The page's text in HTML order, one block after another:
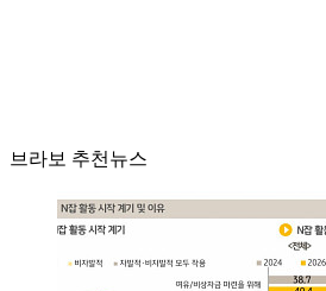
브라보 추천뉴스